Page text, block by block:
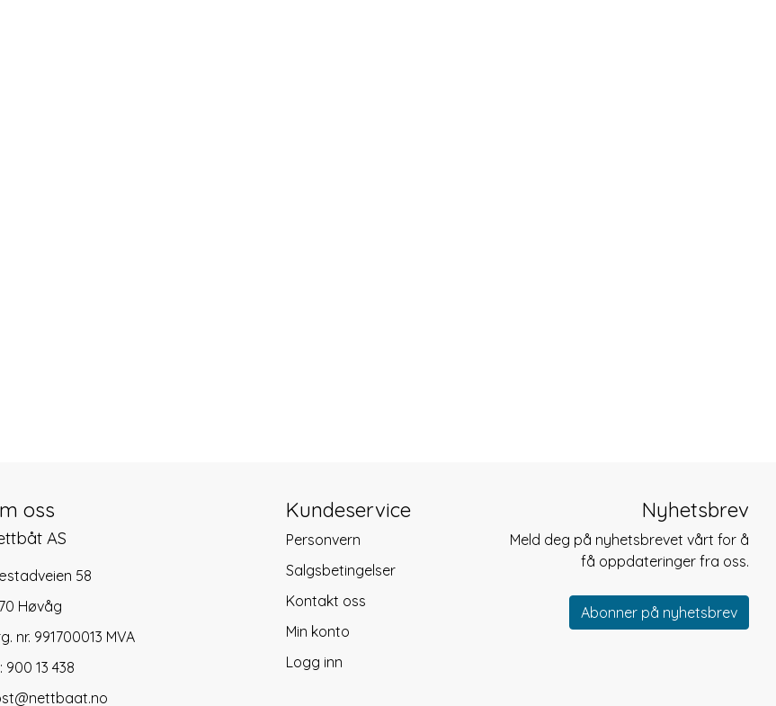
oss
AS
58
Høvåg
nr. 991700013 MVA
900 13 438
Kundeservice
Personvern
Salgsbetingelser
Kontakt oss
Min konto
Logg inn
Nyhetsbrev
Meld deg på nyhetsbrevet vårt for å
få oppdateringer fra oss.
Abonner på nyhetsbrev